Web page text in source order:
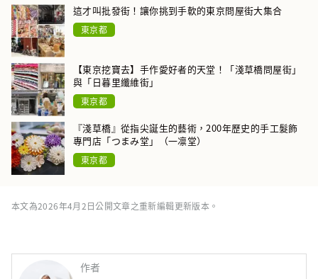
這才叫批發街！讓你挑到手軟的東京問屋街大集合
東京都
【東京挖寶去】手作愛好者的天堂！「淺草橋問屋街」
與「日暮里纖維街」
東京都
『淺草橋』從指尖誕生的藝術，200年歷史的手工髮飾
專門店「つまみ堂」（一凛堂）
東京都
本文為2026年4月2日公開文章之重新編輯更新版本。
作者